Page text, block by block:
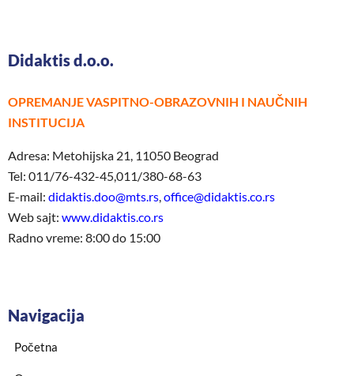
Didaktis d.o.o.
OPREMANJE VASPITNO-OBRAZOVNIH I NAUČNIH
INSTITUCIJA
Adresa: Metohijska 21, 11050 Beograd
Tel: 011/76-432-45,011/380-68-63
E-mail: didaktis.doo@mts.rs,office@didaktis.co.rs
Web sajt: www.didaktis.co.rs
Radno vreme: 8:00 do 15:00
Navigacija
Početna